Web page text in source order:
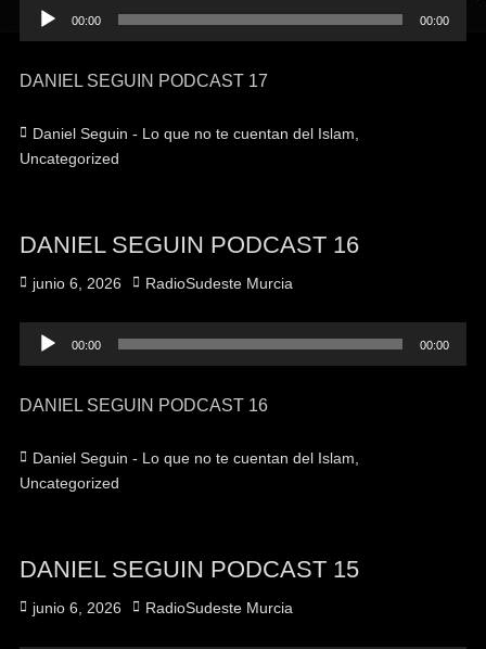
Reproductor
de
00:00 00:00
DANIEL SEGUIN PODCAST 17
Categorías
Daniel Seguin - Lo que no te cuentan del Islam
Uncategorized
DANIEL SEGUIN PODCAST 16
Publicado
junio 6, 2026 Autor
RadioSudeste Murcia
Reproductor
de
00:00 00:00
DANIEL SEGUIN PODCAST 16
Categorías
Daniel Seguin - Lo que no te cuentan del Islam
Uncategorized
DANIEL SEGUIN PODCAST 15
Publicado
junio 6, 2026 Autor
RadioSudeste Murcia